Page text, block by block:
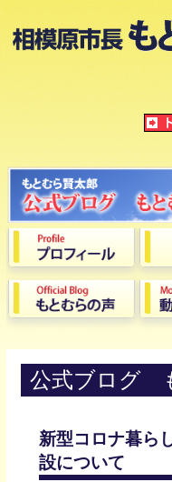
公式ブログ
新型コロナ暮ら
設について